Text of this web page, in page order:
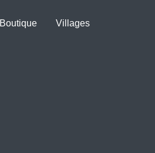
Boutique Villages